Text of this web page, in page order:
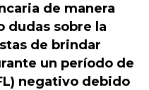
de manera
dudas sobre la
de brindar
un período de
negativo debido